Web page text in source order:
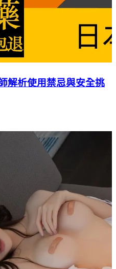
解析使用禁忌與安全挑